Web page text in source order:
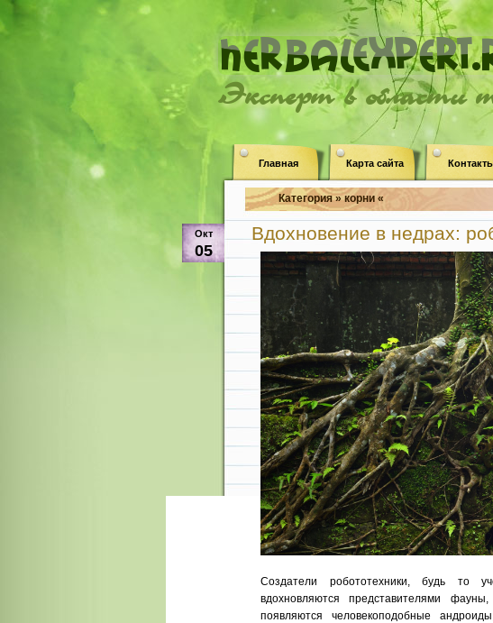
Эксперт в области
Главная Карта сайта
Категория » корни «
Окт
05
Вдохновение в недрах:
Создатели робототехники, будь то
вдохновляются представителями
появляются человекоподобные